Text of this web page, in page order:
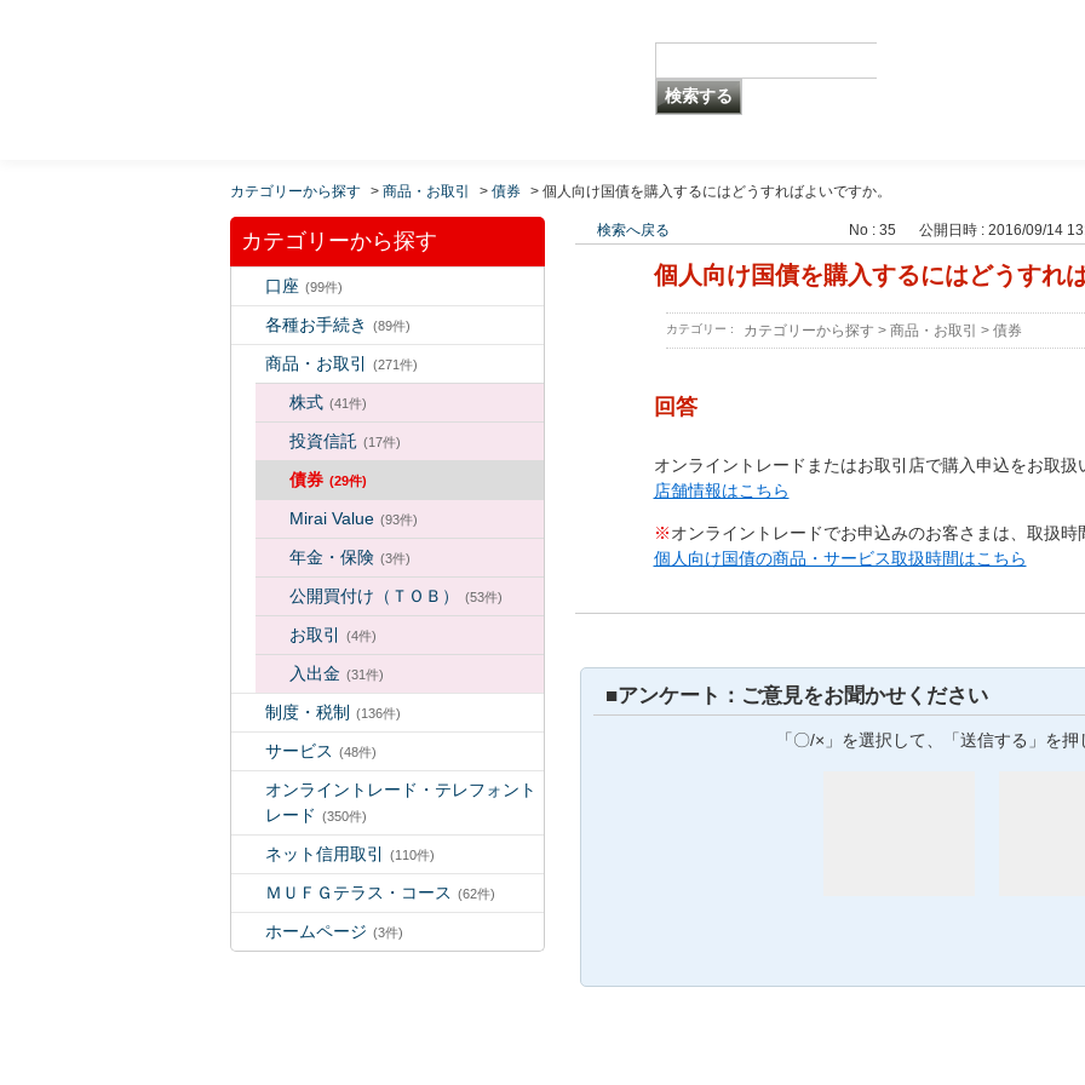
カテゴリーから探す > 商品・お取引 > 債券 > 個人向け国債を購入するにはどうすればよいですか。
カテゴリーから探す
口座 (99件)
各種お手続き (89件)
商品・お取引 (271件)
株式 (41件)
投資信託 (17件)
債券 (29件)
Mirai Value (93件)
年金・保険 (3件)
公開買付け（ＴＯＢ） (53件)
お取引 (4件)
入出金 (31件)
制度・税制 (136件)
サービス (48件)
オンライントレード・テレフォント
レード (350件)
ネット信用取引 (110件)
ＭＵＦＧテラス・コース (62件)
ホームページ (3件)
検索へ戻る No : 35 公開日時 : 2016/09/14
個人向け国債を購入するにはどうすれ
カテゴリー : カテゴリーから探す > 商品・お取引 > 債券
回答
オンライントレードまたはお取引店で購入申込をお取扱
店舗情報はこちら
※オンライントレードでお申込みのお客さまは、取扱時
個人向け国債の商品・サービス取扱時間はこちら
■アンケート：ご意見をお聞かせください
「〇/×」を選択して、「送信する」を押